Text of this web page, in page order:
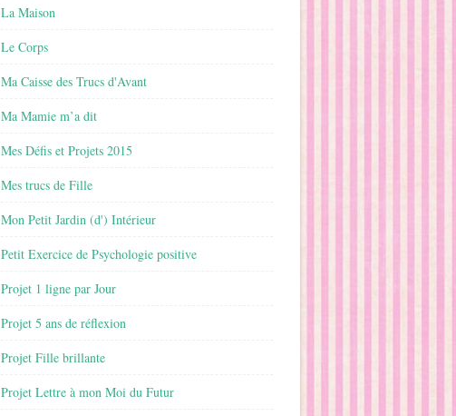
La Maison
Le Corps
Ma Caisse des Trucs d'Avant
Ma Mamie m’a dit
Mes Défis et Projets 2015
Mes trucs de Fille
Mon Petit Jardin (d') Intérieur
Petit Exercice de Psychologie positive
Projet 1 ligne par Jour
Projet 5 ans de réflexion
Projet Fille brillante
Projet Lettre à mon Moi du Futur